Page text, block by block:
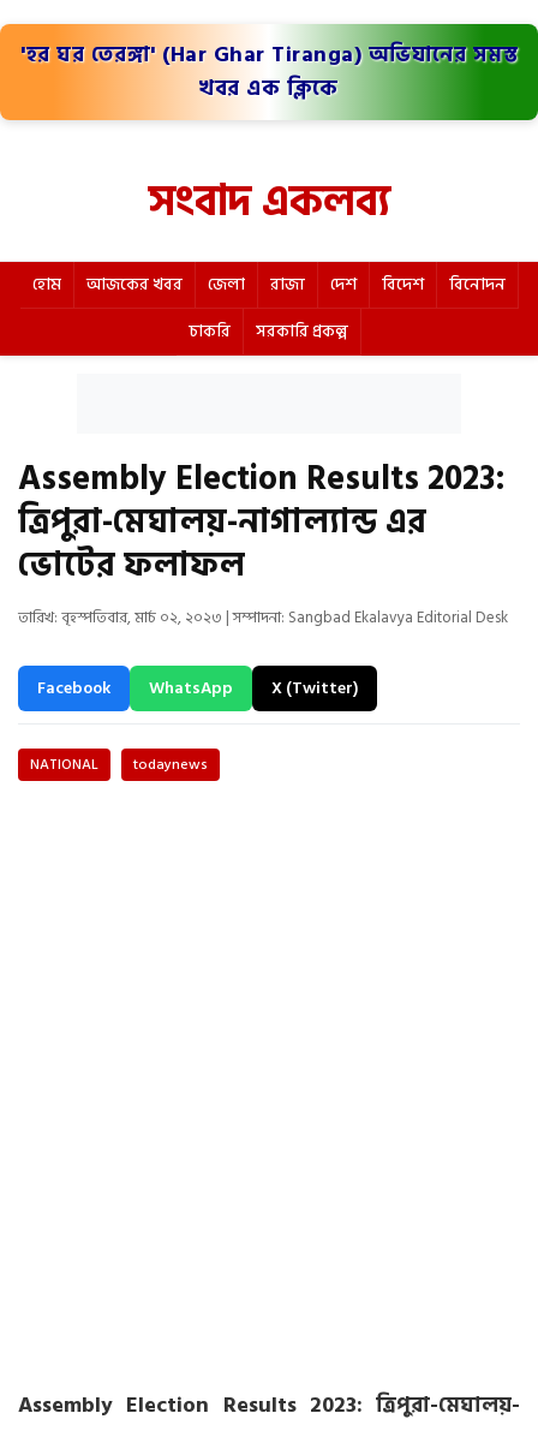
'হর ঘর তেরঙ্গা' (Har Ghar Tiranga) অভিযানের সমস্ত
খবর এক ক্লিকে
সংবাদ একলব্য
হোম আজকের খবর জেলা রাজ্য দেশ বিদেশ
বিনোদন
চাকরি
সরকারি প্রকল্প
Assembly Election Results 2023:
ত্রিপুরা-মেঘালয়-নাগাল্যান্ড এর
ভোটের ফলাফল
তারিখ: বৃহস্পতিবার, মার্চ ০২, ২০২৩ | সম্পাদনা: Sangbad Ekalavya Editorial Desk
Facebook WhatsApp X (Twitter)
NATIONAL todaynews
Assembly Election Results 2023: ত্রিপুরা-মেঘালয়-